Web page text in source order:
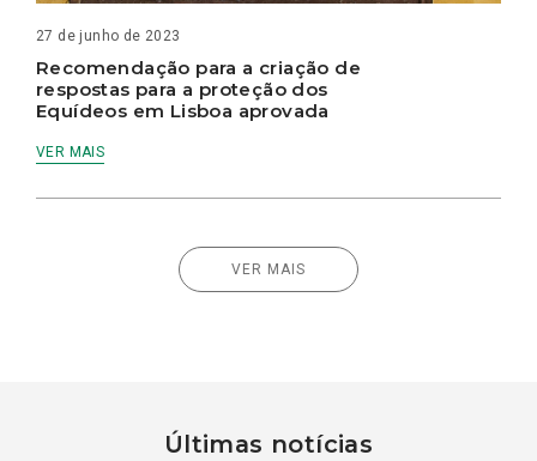
27 de junho de 2023
Recomendação para a criação de
respostas para a proteção dos
Equídeos em Lisboa aprovada
VER MAIS
VER MAIS
Últimas notícias